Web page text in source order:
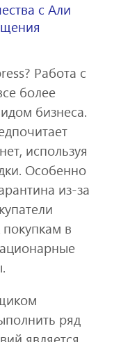
с Али
Работа с
более
бизнеса.
используя
Особенно
из-за
в
ряд